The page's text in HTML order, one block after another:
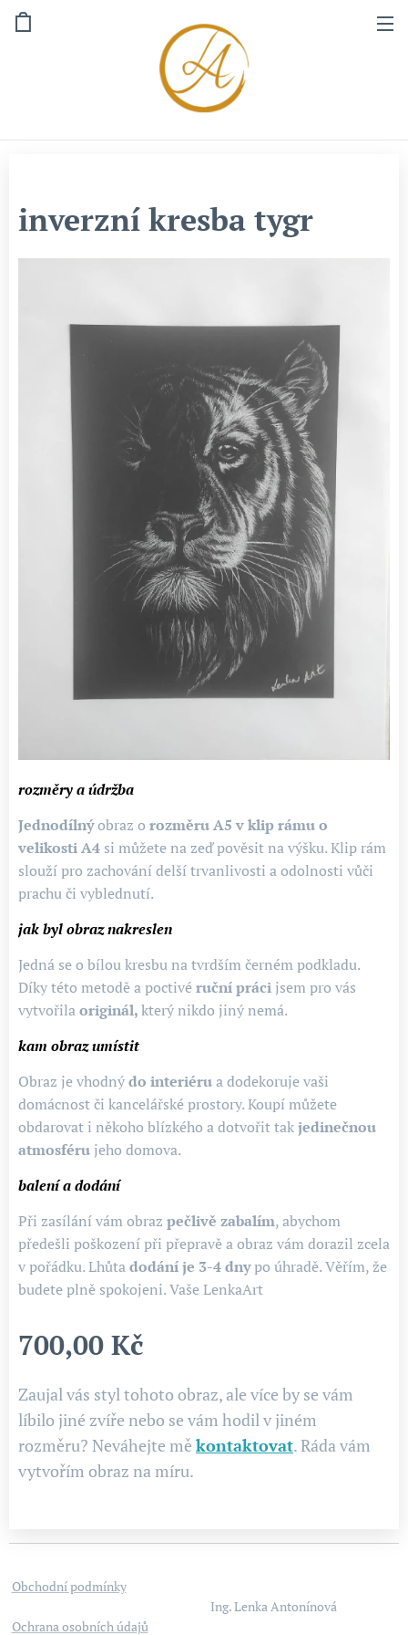
inverzní kresba tygr
rozměry a údržba
Jednodílnýobraz o rozměru A5 v klip rámu o
velikosti A4 si můžete na zeď pověsit na výšku. Klip rám
slouží pro zachování delší trvanlivosti a odolnosti vůči
prachu či vyblednutí.
jak byl obraz nakreslen
Jedná se o bílou kresbu na tvrdším černém podkladu.
Díky této metodě a poctivéruční práci jsem pro vás
vytvořilaoriginál,který nikdo jiný nemá.
kam obraz umístit
Obraz je vhodnýdo interiérua dodekoruje vaši
domácnost či kancelářské prostory. Koupí můžete
obdarovat i někoho blízkého a dotvořit takjedinečnou
atmosféru jeho domova.
balení a dodání
Při zasílání vám obraz pečlivě zabalím, abychom
předešli poškození při přepravě a obraz vám dorazil zcela
v pořádku. Lhůtadodání je 3-4dnypo úhradě. Věřím, že
budete plně spokojeni. Vaše LenkaArt
700,00 Kč
Zaujal vás styl tohoto obraz, ale více by se vám
líbilo jiné zvíře nebo se vám hodil v jiném
rozměru? Neváhejte mě kontaktovat. Ráda vám
vytvořím obraz na míru.
Obchodní podmínky
Ing. Lenka Antonínová
Ochrana osobních údajů